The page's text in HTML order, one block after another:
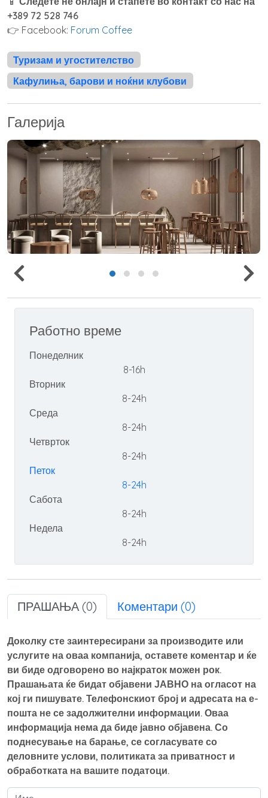
+389 72 528 746
👉 Facebook: Forum Coffee
Туризам и угостителство
Кафулиња, барови и ноќни клубови
Галерија
Работно време
Понеделник
8-16h
Вторник
8-24h
Среда
8-24h
Четврток
8-24h
Петок
8-24h
Сабота
8-24h
Недела
8-24h
ПРАШАЊА (0) Коментари (0)
Доколку сте заинтересирани за производите или
услугите на оваа компанија, оставете коментар и ќе
ви биде одговорено во најкраток можен рок.
Прашањата ќе бидат објавени ЈАВНО на огласот на
кој ги пишувате. Телефонскиот број и адресата на е-
пошта не се задолжителни информации. Оваа
информација нема да биде јавно објавена. Со
поднесување на барање, се согласувате со
деловните услови, политиката за приватност и
обработката на вашите податоци.